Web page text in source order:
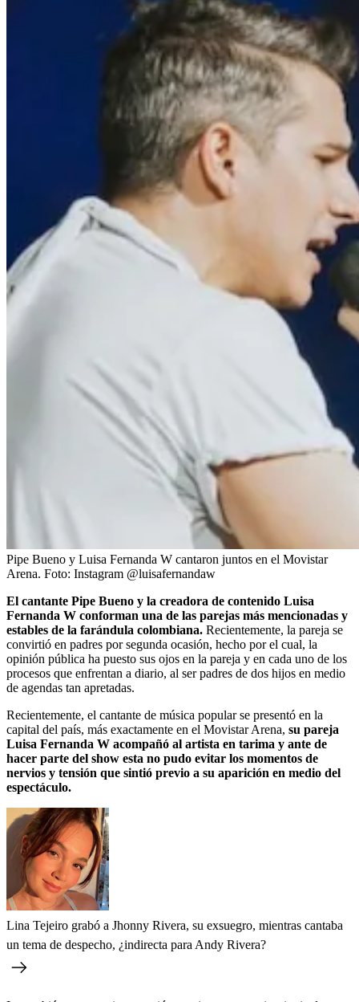
Pipe Bueno y Luisa Fernanda W cantaron juntos en el Movistar
Arena. Foto: Instagram @luisafernandaw
El cantante Pipe Bueno y la creadora de contenido Luisa
Fernanda W conforman una de las parejas más mencionadas y
estables de la farándula colombiana. Recientemente, la pareja se
convirtió en padres por segunda ocasión, hecho por el cual, la
opinión pública ha puesto sus ojos en la pareja y en cada uno de los
procesos que enfrentan a diario, al ser padres de dos hijos en medio
de agendas tan apretadas.
Recientemente, el cantante de música popular se presentó en la
capital del país, más exactamente en el Movistar Arena, su pareja
Luisa Fernanda W acompañó al artista en tarima y ante de
hacer parte del show esta no pudo evitar los momentos de
nervios y tensión que sintió previo a su aparición en medio del
espectáculo.
Lina Tejeiro grabó a Jhonny Rivera, su exsuegro, mientras cantaba
un tema de despecho, ¿indirecta para Andy Rivera?